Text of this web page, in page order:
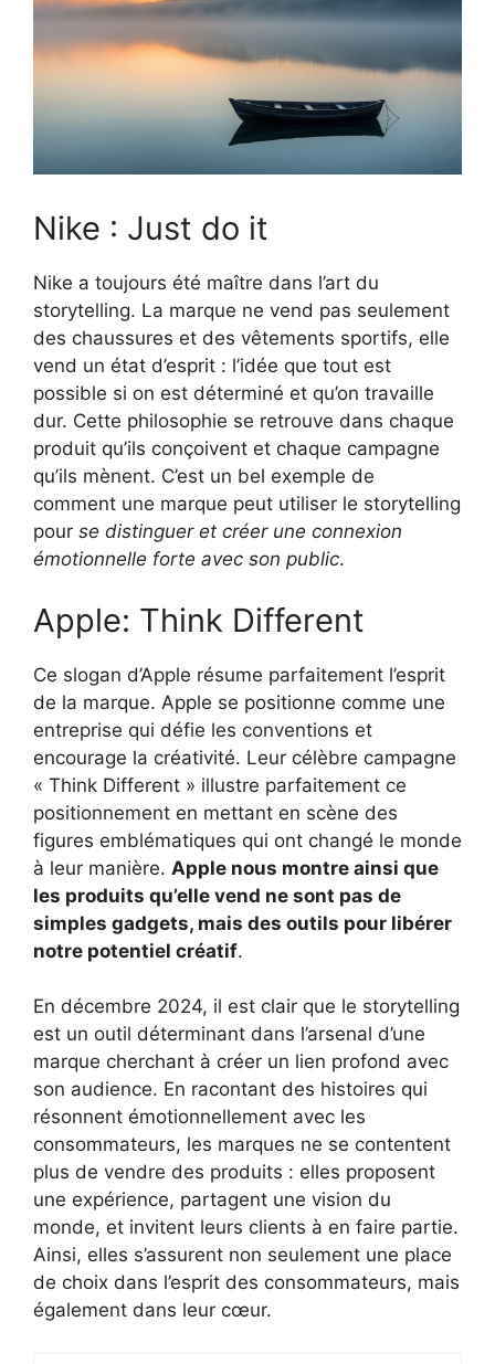
Nike : Just do it
Nike a toujours été maître dans l’art du
storytelling. La marque ne vend pas seulement
des chaussures et des vêtements sportifs, elle
vend un état d’esprit : l’idée que tout est
possible si on est déterminé et qu’on travaille
dur. Cette philosophie se retrouve dans chaque
produit qu’ils conçoivent et chaque campagne
qu’ils mènent. C’est un bel exemple de
comment une marque peut utiliser le storytelling
pour se distinguer et créer une connexion
émotionnelle forte avec son public.
Apple: Think Different
Ce slogan d’Apple résume parfaitement l’esprit
de la marque. Apple se positionne comme une
entreprise qui défie les conventions et
encourage la créativité. Leur célèbre campagne
« Think Different » illustre parfaitement ce
positionnement en mettant en scène des
figures emblématiques qui ont changé le monde
à leur manière. Apple nous montre ainsi que
les produits qu’elle vend ne sont pas de
simples gadgets, mais des outils pour libérer
notre potentiel créatif.
En décembre 2024, il est clair que le storytelling
est un outil déterminant dans l’arsenal d’une
marque cherchant à créer un lien profond avec
son audience. En racontant des histoires qui
résonnent émotionnellement avec les
consommateurs, les marques ne se contentent
plus de vendre des produits : elles proposent
une expérience, partagent une vision du
monde, et invitent leurs clients à en faire partie.
Ainsi, elles s’assurent non seulement une place
de choix dans l’esprit des consommateurs, mais
également dans leur cœur.